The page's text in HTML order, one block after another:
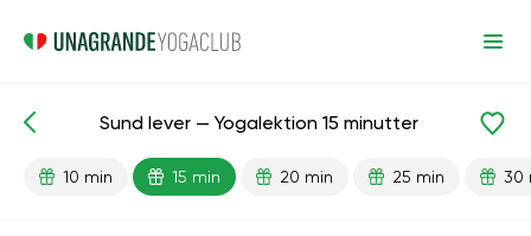
Færdiglavede lektioner Lever Fordøjelse
Sund lever — Yogalektion 15 minutter
10 min 15 min 20 min 25 min 30